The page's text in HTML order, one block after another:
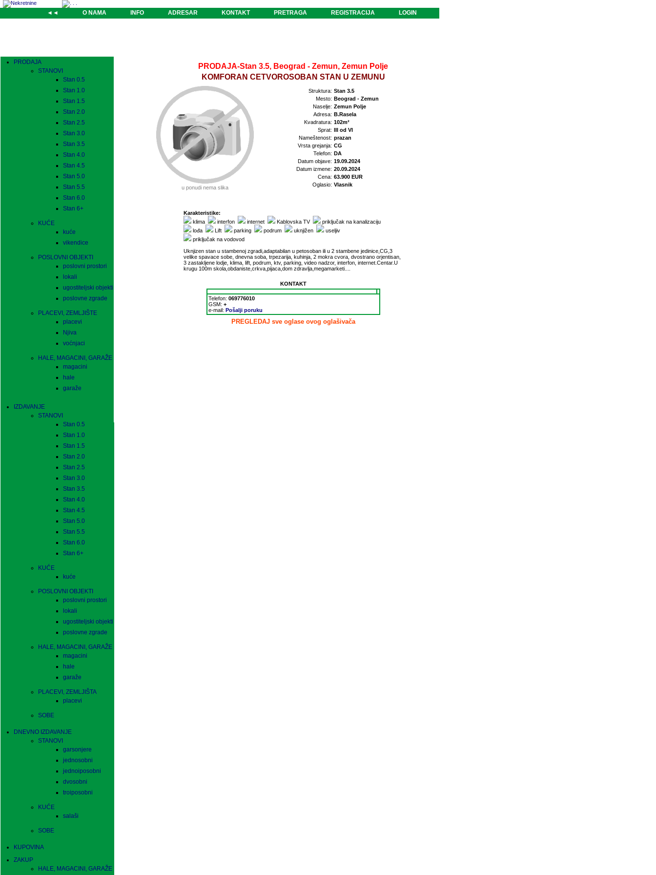
◄◄ O NAMA INFO ADRESAR KONTAKT PRETRAGA REGISTRACIJA LOGIN
PRODAJA
STANOVI
Stan 0.5
Stan 1.0
Stan 1.5
Stan 2.0
Stan 2.5
Stan 3.0
Stan 3.5
Stan 4.0
Stan 4.5
Stan 5.0
Stan 5.5
Stan 6.0
Stan 6+
KUĆE
kuće
vikendice
POSLOVNI OBJEKTI
poslovni prostori
lokali
ugostiteljski objekti
poslovne zgrade
PLACEVI, ZEMLJIŠTE
placevi
Njiva
voćnjaci
HALE, MAGACINI, GARAŽE
magacini
hale
garaže
IZDAVANJE
STANOVI
Stan 0.5
Stan 1.0
Stan 1.5
Stan 2.0
Stan 2.5
Stan 3.0
Stan 3.5
Stan 4.0
Stan 4.5
Stan 5.0
Stan 5.5
Stan 6.0
Stan 6+
KUĆE
kuće
POSLOVNI OBJEKTI
poslovni prostori
lokali
ugostiteljski objekti
poslovne zgrade
HALE, MAGACINI, GARAŽE
magacini
hale
garaže
PLACEVI, ZEMLJIŠTA
placevi
SOBE
DNEVNO IZDAVANJE
STANOVI
garsonjere
jednosobni
jednoiposobni
dvosobni
troiposobni
KUĆE
salaši
SOBE
KUPOVINA
ZAKUP
HALE, MAGACINI, GARAŽE
PRODAJA-Stan 3.5, Beograd - Zemun, Zemun Polje
KOMFORAN CETVOROSOBAN STAN U ZEMUNU
u ponudi nema slika
Struktura: Stan 3.5
Mesto: Beograd - Zemun
Naselje: Zemun Polje
Adresa: B.Rasela
Kvadratura: 102m²
Sprat: III od VI
Nameštenost: prazan
Vrsta grejanja: CG
Telefon: DA
Datum objave: 19.09.2024
Datum izmene: 20.09.2024
Cena: 63.900 EUR
Oglasio: Vlasnik
Karakteristike:
klima
interfon internet Kablovska TV
priključak na kanalizaciju
lođa
Lift parking podrum uknjižen
useljiv
priključak na vodovod
Uknjizen stan u stambenoj zgradi,adaptabilan u petosoban ili u 2 stambene jedinice,CG,3
velike spavace sobe, dnevna soba, trpezarija, kuhinja, 2 mokra cvora, dvostrano orjentisan,
3 zastakljene lodje, klima, lift, podrum, ktv, parking, video nadzor, interfon, internet.Centar.U
krugu 100m skola,obdaniste,crkva,pijaca,dom zdravlja,megamarketi....
KONTAKT
Telefon: 069776010
GSM: +
e-mail: Pošalji poruku
PREGLEDAJ sve oglase ovog oglašivača